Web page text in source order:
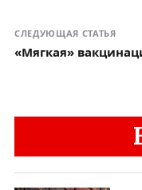
СЛЕДУЮЩАЯ СТАТЬЯ
«Мягкая»